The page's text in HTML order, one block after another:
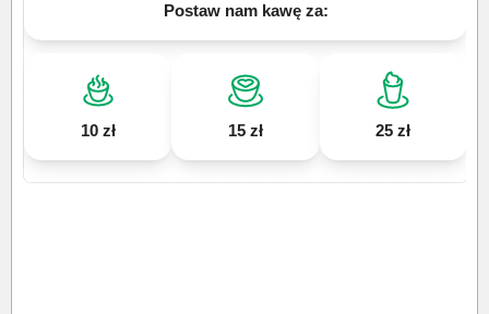
Postaw nam kawę za:
10 zł 15 zł 25 zł